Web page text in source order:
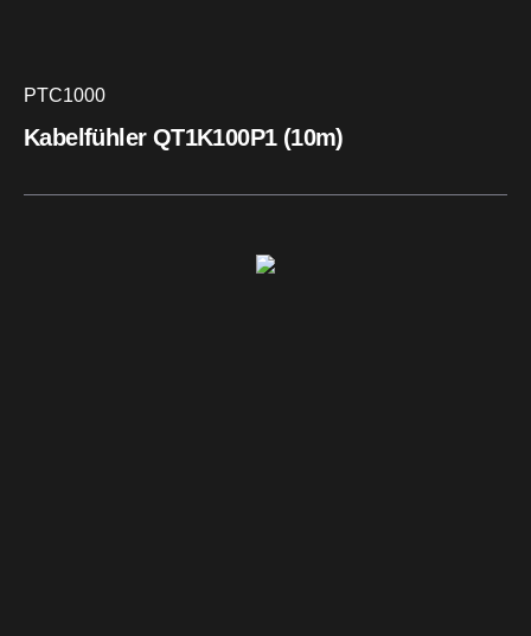
PTC1000
Kabelfühler QT1K100P1 (10m)